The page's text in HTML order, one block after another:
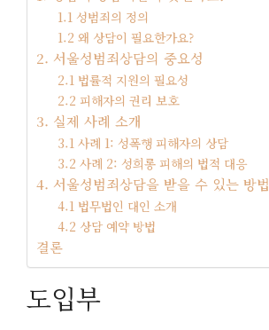
1.1 성범죄의 정의
1.2 왜 상담이 필요한가요?
2. 서울성범죄상담의 중요성
2.1 법률적 지원의 필요성
2.2 피해자의 권리 보호
3. 실제 사례 소개
3.1 사례 1: 성폭행 피해자의 상담
3.2 사례 2: 성희롱 피해의 법적 대응
4. 서울성범죄상담을 받을 수 있는 방법
4.1 법무법인 대인 소개
4.2 상담 예약 방법
결론
도입부